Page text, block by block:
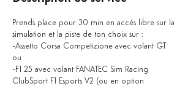
Prends place pour 30 min en accès libre sur la
simulation et la piste de ton choix sur :
-Assetto Corsa Competizione avec volant GT
ou
-F1 25 avec volant FANATEC Sim Racing
ClubSport F1 Esports V2 (ou en option